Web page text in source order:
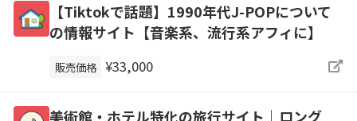
【Tiktokで話題】1990年代J-POPについて
の情報サイト【音楽系、流行系アフィに】
販売価格 ¥33,000
美術館・ホテル特化の旅行サイト｜ロング